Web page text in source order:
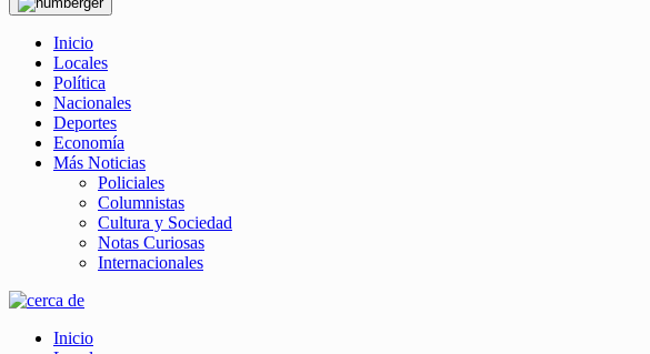
Inicio
Locales
Política
Nacionales
Deportes
Economía
Más Noticias
Policiales
Columnistas
Cultura y Sociedad
Notas Curiosas
Internacionales
Inicio